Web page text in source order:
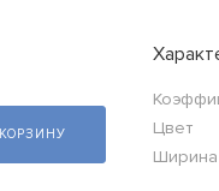
Цвет
Ширина